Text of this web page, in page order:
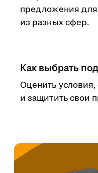
предложения для
из разных сфер.
Как выбрать
Оценить
и защитить свои